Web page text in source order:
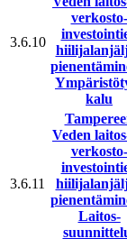
3.6.10
verkosto­
kalu
3.6.11
Veden
verkosto­
Laitos­